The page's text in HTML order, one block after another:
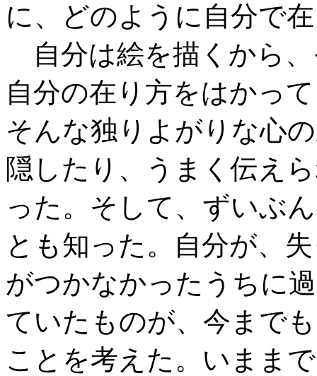
に、どのように自分で
自分は絵を描くから
自分の在り方をはかっ
そんな独りよがりな心
隠したり、うまく伝え
った。そして、ずいぶ
とも知った。自分が、
がつかなかったうちに
ていたものが、今まで
ことを考えた。いまま